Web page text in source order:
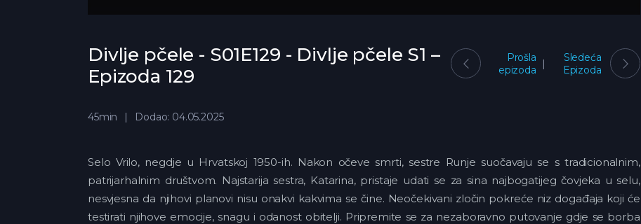
Divlje pčele - S01E129 - Divlje pčele S1 –
Epizoda 129
Prošla
epizoda
Sledeća
Epizoda
45min Dodao: 04.05.2025
Selo Vrilo, negdje u Hrvatskoj 1950-ih. Nakon očeve smrti, sestre Runje suočavaju se s tradicionalnim,
patrijarhalnim društvom. Najstarija sestra, Katarina, pristaje udati se za sina najbogatijeg čovjeka u selu,
nesvjesna da njihovi planovi nisu onakvi kakvima se čine. Neočekivani zločin pokreće niz događaja koji će
testirati njihove emocije, snagu i odanost obitelji. Pripremite se za nezaboravno putovanje gdje se borba